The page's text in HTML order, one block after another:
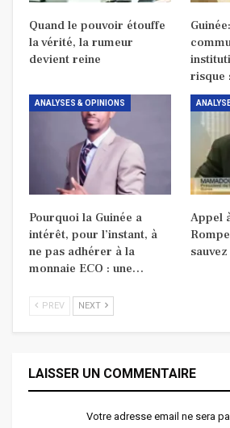
Quand le pouvoir étouffe
la vérité, la rumeur
devient reine
risque
ANALYSES & OPINIONS
Pourquoi la Guinée a
intérêt, pour l’instant, à
ne pas adhérer à la
monnaie ECO : une…
Appel
PREV NEXT
LAISSER UN COMMENTAIRE
Votre adresse email ne sera